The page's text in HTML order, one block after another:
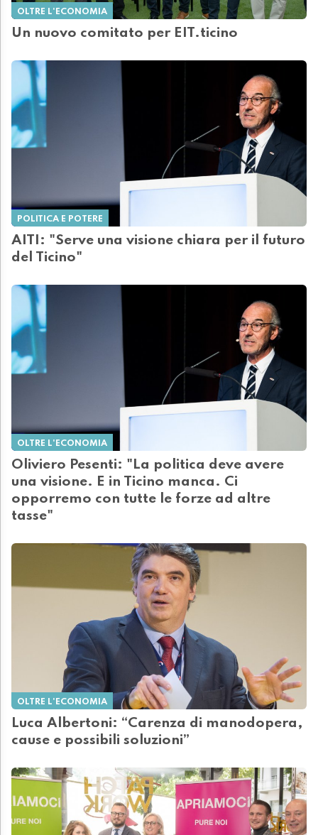
OLTRE L'ECONOMIA
Un nuovo comitato per EIT.ticino
POLITICA E POTERE
AITI: "Serve una visione chiara per il futuro
del Ticino"
OLTRE L'ECONOMIA
Oliviero Pesenti: "La politica deve avere
una visione. E in Ticino manca. Ci
opporremo con tutte le forze ad altre
tasse"
OLTRE L'ECONOMIA
Luca Albertoni: “Carenza di manodopera,
cause e possibili soluzioni”